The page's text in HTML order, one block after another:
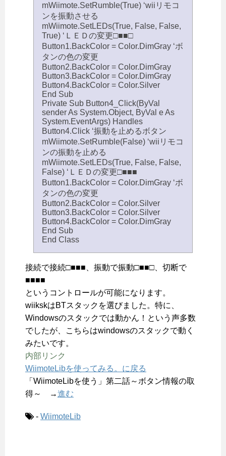
mWiimote.SetRumble(True) ‘wiiリモコ
ンを振動させる
mWiimote.SetLEDs(True, False, False,
True) ‘ＬＥＤの変更□■■□
Button1.BackColor = Color.DimGray ‘ボ
タンの色の変更
Button2.BackColor = Color.DimGray
Button3.BackColor = Color.DimGray
Button4.BackColor = Color.Silver
End Sub
Private Sub Button4_Click(ByVal
sender As System.Object, ByVal e As
System.EventArgs) Handles
Button4.Click ‘振動を止めるボタン
mWiimote.SetRumble(False) ‘wiiリモコ
ンの振動を止める
mWiimote.SetLEDs(True, False, False,
False) ‘ＬＥＤの変更□■■■
Button1.BackColor = Color.DimGray ‘ボ
タンの色の変更
Button2.BackColor = Color.Silver
Button3.BackColor = Color.Silver
Button4.BackColor = Color.DimGray
End Sub
End Class
接続で接続□■■■、振動で振動□■■□、切断で
■■■■
というコントロールが可能になります。
wiikskはBTスタックを選びました。特に、
Windowsのスタックでは動かん！という声多数
でしたが、こちらはwindowsのスタックで動く
みたいです。
内部リンク
WiimoteLibを使ってみる。に戻る
「WiimoteLibを使う」第二話～ボタン情報の取
得～ →進む
- WiimoteLib